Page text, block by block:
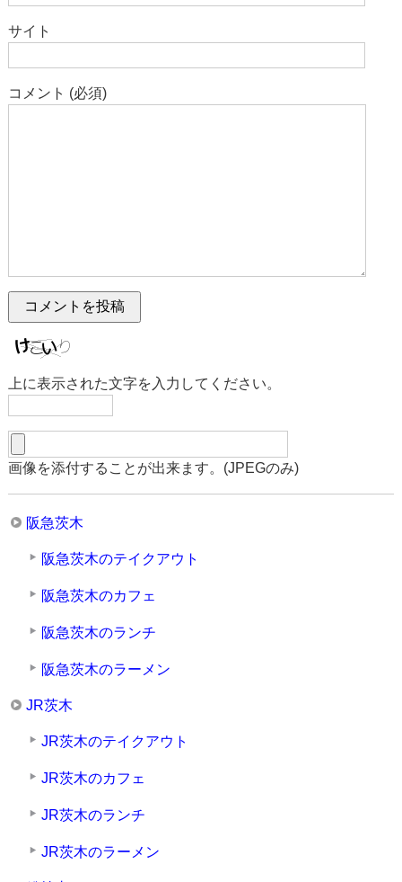
サイト
コメント (必須)
上に表示された文字を入力してください。
画像を添付することが出来ます。(JPEGのみ)
阪急茨木
阪急茨木のテイクアウト
阪急茨木のカフェ
阪急茨木のランチ
阪急茨木のラーメン
JR茨木
JR茨木のテイクアウト
JR茨木のカフェ
JR茨木のランチ
JR茨木のラーメン